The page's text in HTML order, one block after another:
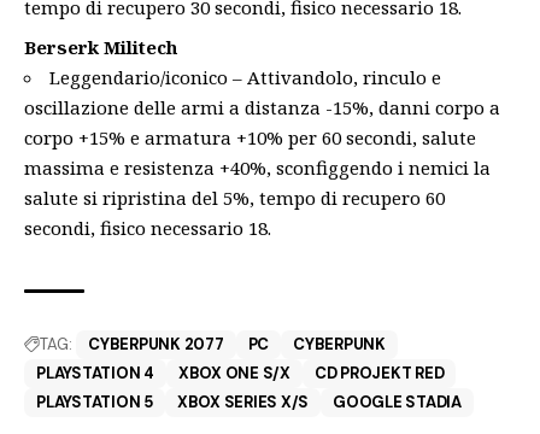
tempo di recupero 30 secondi, fisico necessario 18.
Berserk Militech
Leggendario/iconico – Attivandolo, rinculo e
oscillazione delle armi a distanza -15%, danni corpo a
corpo +15% e armatura +10% per 60 secondi, salute
massima e resistenza +40%, sconfiggendo i nemici la
salute si ripristina del 5%, tempo di recupero 60
secondi, fisico necessario 18.
TAG: CYBERPUNK 2077 PC
CYBERPUNK
PLAYSTATION 4
XBOX ONE S/X
CD PROJEKT RED
PLAYSTATION 5
XBOX SERIES X/S GOOGLE STADIA